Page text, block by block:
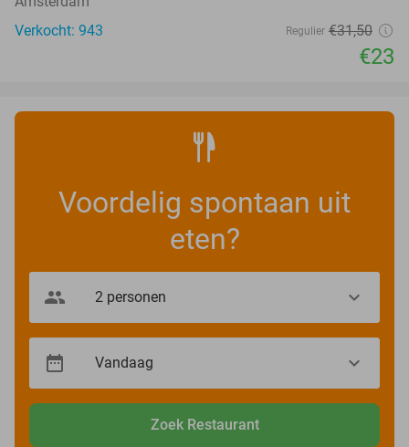
Verkocht: 943
Regulier €31,50
€23
Voordelig spontaan uit
eten?
Zoek Restaurant